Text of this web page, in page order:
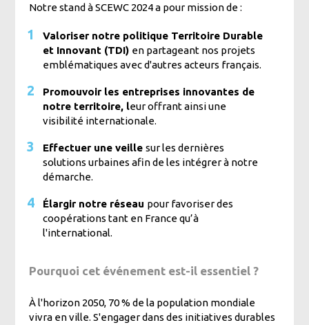
Notre stand à SCEWC 2024 a pour mission de :
Valoriser notre politique Territoire Durable
et Innovant (TDI) en partageant nos projets
emblématiques avec d'autres acteurs français.
Promouvoir les entreprises innovantes de
notre territoire, leur offrant ainsi une
visibilité internationale.
Effectuer une veillesur les dernières
solutions urbaines afin de les intégrer à notre
démarche.
Élargir notre réseau pour favoriser des
coopérations tant en France qu’à
l'international.
Pourquoi cet événement est-il essentiel ?
À l'horizon 2050, 70 % de la population mondiale
vivra en ville. S'engager dans des initiatives durables